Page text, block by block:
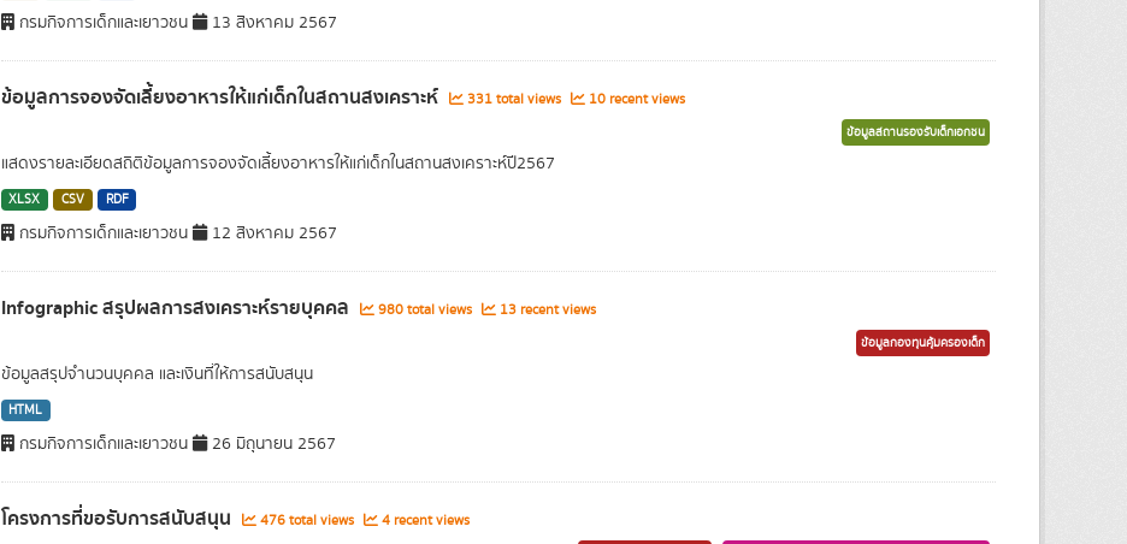
กรมกิจการเด็กและเยาวชน 13 สิงหาคม 2567
ข้อมูลการจองจัดเลี้ยงอาหารให้แก่เด็กในสถานสงเคราะห์ 331 total views 10 recent views
ข้อมูลสถานรองรับเด็กเอกชน
แสดงรายละเอียดสถิติข้อมูลการจองจัดเลี้ยงอาหารให้แก่เด็กในสถานสงเคราะห์ปี2567
XLSX CSV RDF
กรมกิจการเด็กและเยาวชน 12 สิงหาคม 2567
Infographic สรุปผลการสงเคราะห์รายบุคคล 980 total views 13 recent views
ข้อมูลกองทุนคุ้มครองเด็ก
ข้อมูลสรุปจำนวนบุคคล และเงินที่ให้การสนับสนุน
HTML
กรมกิจการเด็กและเยาวชน 26 มิถุนายน 2567
โครงการที่ขอรับการสนับสนุน 476 total views 4 recent views